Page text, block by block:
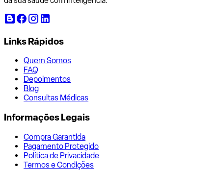
Links Rápidos
Quem Somos
FAQ
Depoimentos
Blog
Consultas Médicas
Informações Legais
Compra Garantida
Pagamento Protegido
Política de Privacidade
Termos e Condições